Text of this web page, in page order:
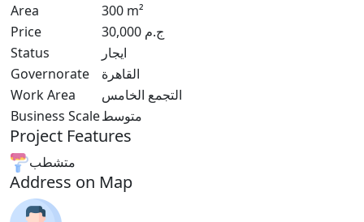
Area
300 m²
Price
30,000 ج.م
Status
ايجار
Governorate
القاهرة
Work Area
التجمع الخامس
Business Scaleمتوسط
Project Features
متشطب
Address on Map